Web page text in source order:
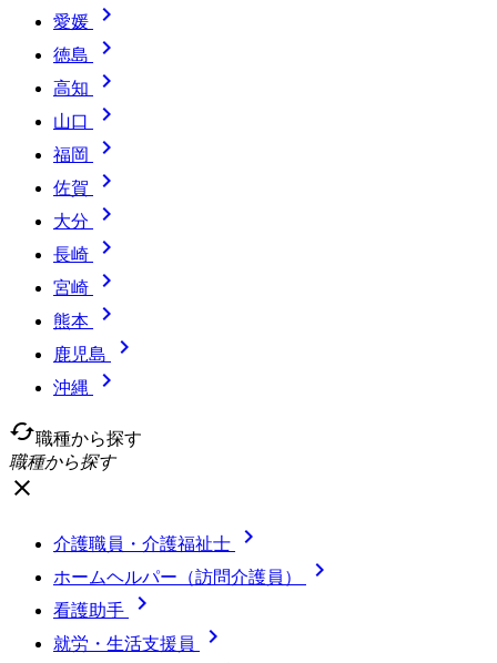
愛媛 
徳島 
高知 
山口 
福岡 
佐賀 
大分 
長崎 
宮崎 
熊本 
鹿児島 
沖縄

cached職種から探す
職種から探す
close
介護職員・介護福祉士 
ホームヘルパー（訪問介護員） 
看護助手 
就労・生活支援員 